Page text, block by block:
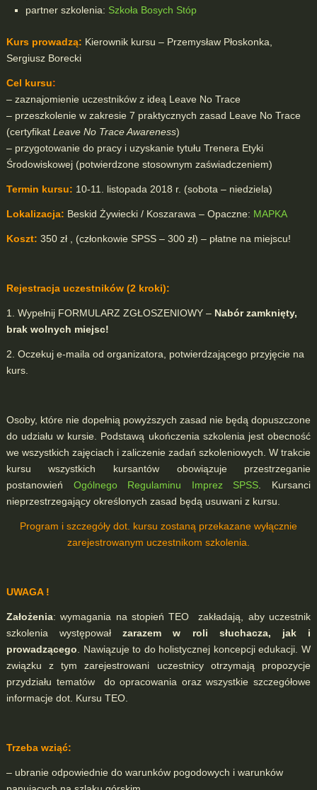
partner szkolenia: Szkoła Bosych Stóp
Kurs prowadzą: Kierownik kursu – Przemysław Płoskonka,
Sergiusz Borecki
Cel kursu:
– zaznajomienie uczestników z ideą Leave No Trace
– przeszkolenie w zakresie 7 praktycznych zasad Leave No Trace
(certyfikat Leave No Trace Awareness)
– przygotowanie do pracy i uzyskanie tytułu Trenera Etyki
Środowiskowej (potwierdzone stosownym zaświadczeniem)
Termin kursu: 10-11. listopada 2018 r. (sobota – niedziela)
Lokalizacja: Beskid Żywiecki / Koszarawa – Opaczne: MAPKA
Koszt: 350 zł , (członkowie SPSS – 300 zł) – płatne na miejscu!
Rejestracja uczestników (2 kroki):
1. Wypełnij FORMULARZ ZGŁOSZENIOWY – Nabór zamknięty,
brak wolnych miejsc!
2. Oczekuj e-maila od organizatora, potwierdzającego przyjęcie na
kurs.
Osoby, które nie dopełnią powyższych zasad nie będą dopuszczone
do udziału w kursie. Podstawą ukończenia szkolenia jest obecność
we wszystkich zajęciach i zaliczenie zadań szkoleniowych. W trakcie
kursu wszystkich kursantów obowiązuje przestrzeganie
postanowień Ogólnego Regulaminu Imprez SPSS . Kursanci
nieprzestrzegający określonych zasad będą usuwani z kursu.
Program i szczegóły dot. kursu zostaną przekazane wyłącznie
zarejestrowanym uczestnikom szkolenia.
UWAGA !
Założenia: wymagania na stopień TEO zakładają, aby uczestnik
szkolenia występowałzarazem w roli słuchacza, jak i
prowadzącego . Nawiązuje to do holistycznej koncepcji edukacji. W
związku z tym zarejestrowani uczestnicy otrzymają propozycje
przydziału tematów do opracowania oraz wszystkie szczegółowe
informacje dot. Kursu TEO.
Trzeba wziąć:
– ubranie odpowiednie do warunków pogodowych i warunków